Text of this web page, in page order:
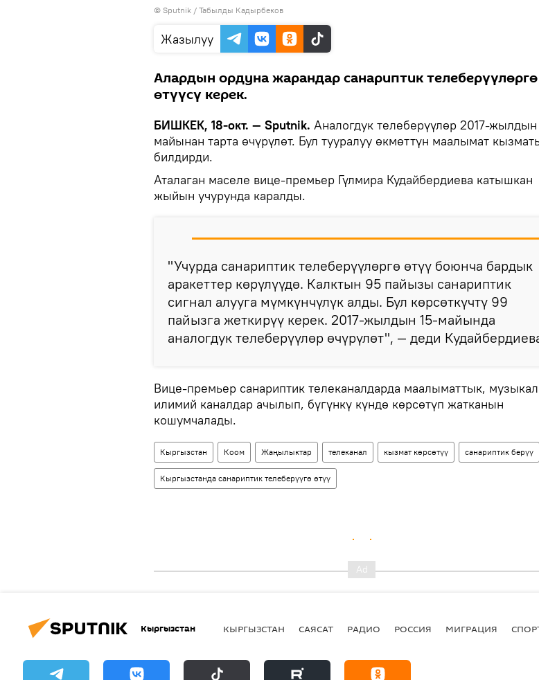
© Sputnik / Табылды Кадырбеков
Жазылуу
Алардын ордуна жарандар санариптик телеберүүлөргө
өтүүсү керек.
БИШКЕК, 18-окт. — Sputnik. Аналогдук телеберүүлөр 2017-жылдын
майынан тарта өчүрүлөт. Бул тууралуу өкмөттүн маалымат
билдирди.
Аталаган маселе вице-премьер Гүлмира Кудайбердиева катышкан
жыйын учурунда каралды.
"Учурда санариптик телеберүүлөргө өтүү боюнча бардык
аракеттер көрүлүүдө. Калктын 95 пайызы санариптик
сигнал алууга мүмкүнчүлүк алды. Бул көрсөткүчтү 99
пайызга жеткирүү керек. 2017-жылдын 15-майында
аналогдук телеберүүлөр өчүрүлөт", — деди
Вице-премьер санариптик телеканалдарда маалыматтык,
илимий каналдар ачылып, бүгүнкү күндө көрсөтүп жатканын
кошумчалады.
Кыргызстан Коом Жаңылыктар телеканал кызмат көрсөтүү санариптик берүү
Кыргызстанда санариптик телеберүүгө өтүү
Кыргызстан КЫРГЫЗСТАН САЯСАТ РАДИО РОССИЯ МИГРАЦИЯ